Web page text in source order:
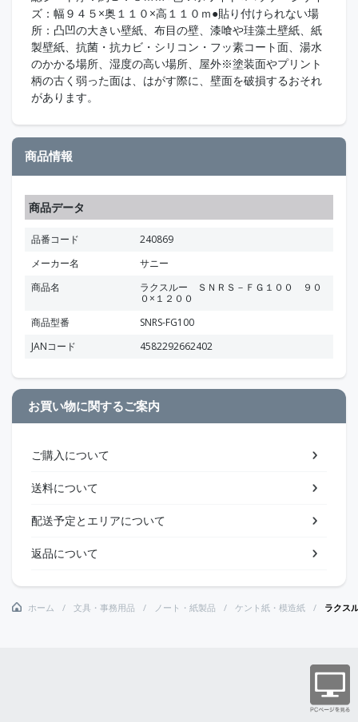
ズ：幅９４５×奥１１０×高１１０ｍ●貼り付けられない場
所：凸凹の大きい壁紙、布目の壁、漆喰や珪藻土壁紙、紙
製壁紙、抗菌・抗カビ・シリコン・フッ素コート面、湯水
のかかる場所、湿度の高い場所、屋外※塗装面やプリント
柄の古く弱った面は、はがす際に、壁面を破損するおそれ
があります。
商品情報
商品データ
品番コード
240869
メーカー名
サニー
商品名
ラクスルー ＳＮＲＳ－ＦＧ１００ ９０
０×１２００
商品型番
SNRS-FG100
JANコード
4582292662402
お買い物に関するご案内
ご購入について
送料について
配送予定とエリアについて
返品について
ホーム 文具・事務用品 ノート・紙製品 ケント紙・模造紙 ラクス